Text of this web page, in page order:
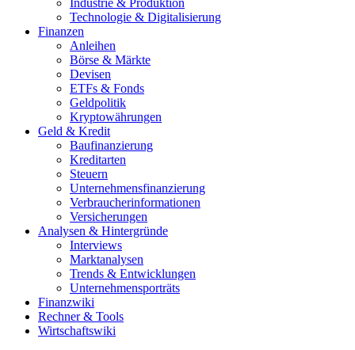
Industrie & Produktion
Technologie & Digitalisierung
Finanzen
Anleihen
Börse & Märkte
Devisen
ETFs & Fonds
Geldpolitik
Kryptowährungen
Geld & Kredit
Baufinanzierung
Kreditarten
Steuern
Unternehmensfinanzierung
Verbraucherinformationen
Versicherungen
Analysen & Hintergründe
Interviews
Marktanalysen
Trends & Entwicklungen
Unternehmensporträts
Finanzwiki
Rechner & Tools
Wirtschaftswiki